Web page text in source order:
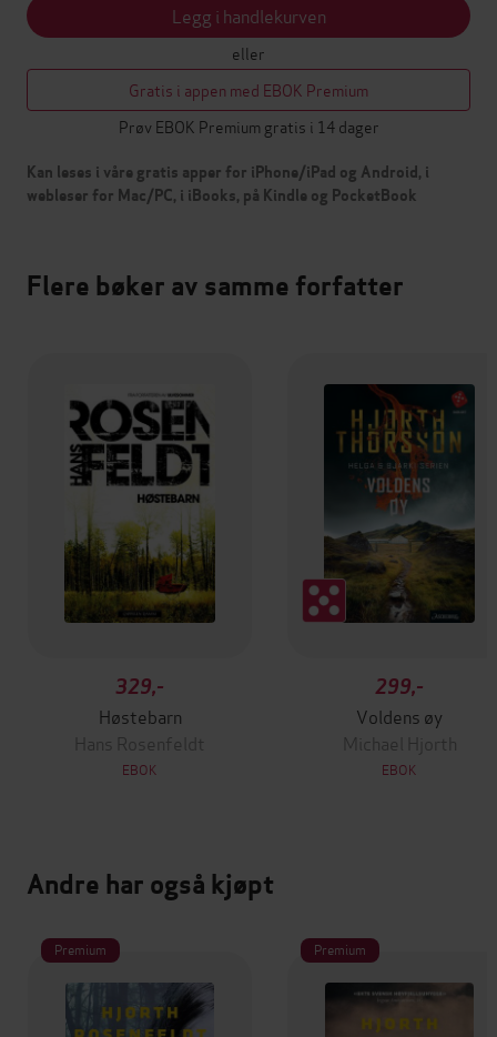
Legg i handlekurven
eller
Gratis i appen med EBOK Premium
Prøv EBOK Premium gratis i 14 dager
Kan leses i våre gratis apper for iPhone/iPad og Android, i
webleser for Mac/PC, i iBooks, på Kindle og PocketBook
Flere bøker av samme forfatter
329,-
Høstebarn
Hans Rosenfeldt
EBOK
299,-
Voldens øy
Michael Hjorth
EBOK
Andre har også kjøpt
Premium Premium